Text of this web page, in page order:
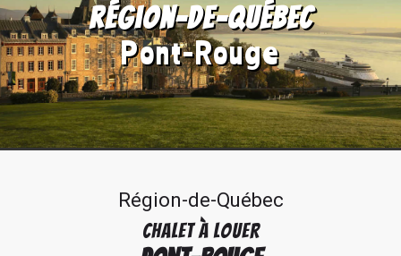
Région-de-Québec
Pont-Rouge
Région-de-Québec
CHALET À LOUER